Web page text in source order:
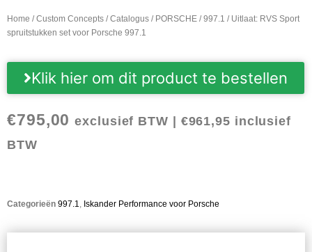
Home /Custom Concepts /Catalogus / PORSCHE /997.1 / Uitlaat: RVS Sport
spruitstukken set voor Porsche 997.1
Klik hier om dit product te bestellen
€795,00 exclusief BTW | €961,95 inclusief
BTW
Categorieën 997.1 Iskander Performance voor Porsche